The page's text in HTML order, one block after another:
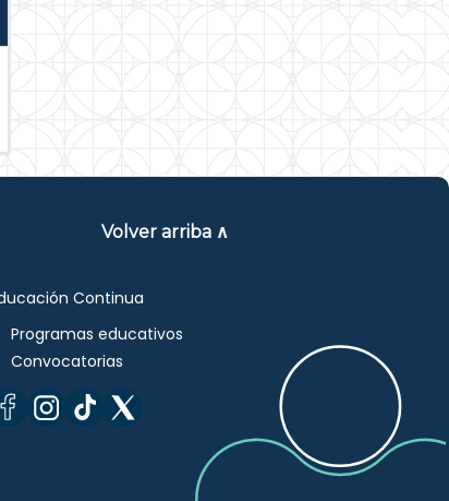
Volver arriba ∧
Continua
Programas educativos
Convocatorias